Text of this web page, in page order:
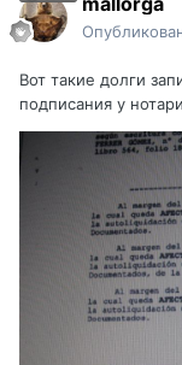
Вот такие долги
подписания у